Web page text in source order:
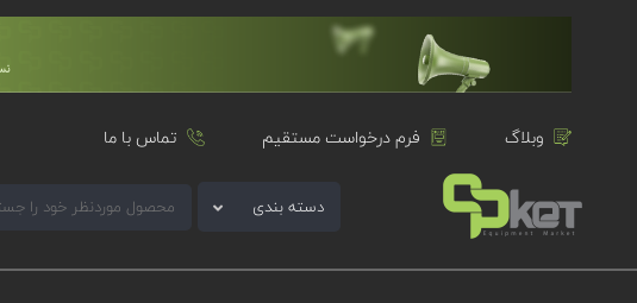
وبلاگ فرم درخواست مستقیم تماس با ما
دسته بندی